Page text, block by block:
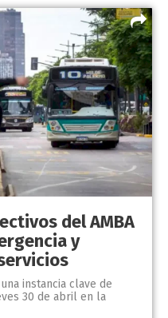
del AMBA
y
instancia clave de
30 de abril en la